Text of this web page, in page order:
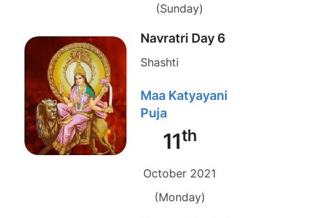
(Sunday)
Navratri Day 6
Shashti
Maa Katyayani
Puja
11th
October 2021
(Monday)